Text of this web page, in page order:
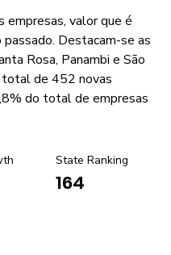
empresas, valor que é
Destacam-se as
Rosa, Panambi e São
total de 452 novas
do total de empresas
State Ranking
164